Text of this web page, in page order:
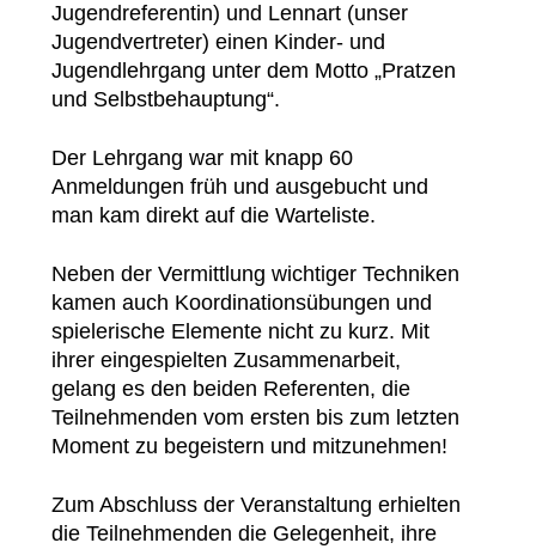
Jugendreferentin) und Lennart (unser
Jugendvertreter) einen Kinder- und
Jugendlehrgang unter dem Motto „Pratzen
und Selbstbehauptung“.
Der Lehrgang war mit knapp 60
Anmeldungen früh und ausgebucht und
man kam direkt auf die Warteliste.
Neben der Vermittlung wichtiger Techniken
kamen auch Koordinationsübungen und
spielerische Elemente nicht zu kurz. Mit
ihrer eingespielten Zusammenarbeit,
gelang es den beiden Referenten, die
Teilnehmenden vom ersten bis zum letzten
Moment zu begeistern und mitzunehmen!
Zum Abschluss der Veranstaltung erhielten
die Teilnehmenden die Gelegenheit, ihre